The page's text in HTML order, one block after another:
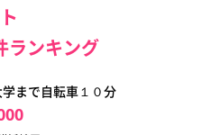
ランキング
まで自転車１０分